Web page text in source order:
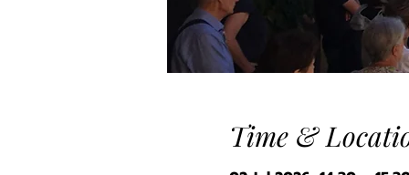
Time &